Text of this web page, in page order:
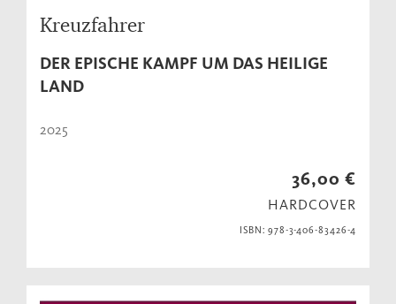
Kreuzfahrer
DER EPISCHE KAMPF UM DAS HEILIGE
LAND
2025
36,00 €
HARDCOVER
ISBN: 978-3-406-83426-4